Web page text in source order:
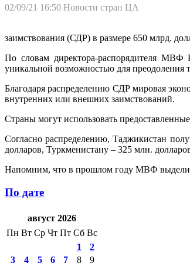
02/09/21 16:50 Новости стран ЦА
заимствования (СДР) в размере 650 млрд.
По словам директора-распорядителя МВФ
уникальной возможностью для преодоления
Благодаря распределению СДР мировая
внутренних или внешних заимствований.
Страны могут использовать
Согласно распределению, Таджикистан
долларов, Туркменистану – 325 млн.
Напомним, что в прошлом году МВФ
По дате
август 2026
Пн Вт Ср Чт Пт Сб Вс
1
2
3
4 5 6 7 8 9